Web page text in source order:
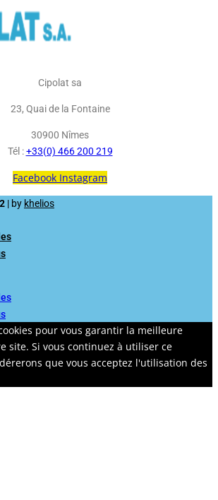
Cipolat sa
23, Quai de la Fontaine
30900 Nîmes
Tél :+33(0) 466 200 219
Facebook Instagram
| by khelios
pour vous garantir la meilleure
site. Si vous continuez à utiliser ce
que vous acceptez l'utilisation des